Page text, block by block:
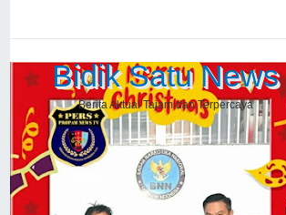
Bidik Satu News
Berita Aktual Tajam dan Terpercaya